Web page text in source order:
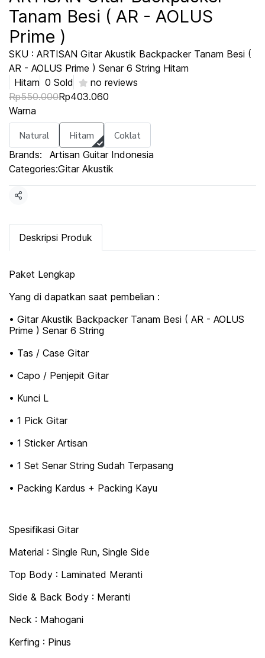
Tanam Besi ( AR - AOLUS
Prime )
SKU : ARTISAN Gitar Akustik Backpacker Tanam Besi (
AR - AOLUS Prime ) Senar 6 String Hitam
Hitam 0 Sold
no reviews
Rp550.000Rp403.060
Warna
Natural Hitam Coklat
Brands:
Artisan Guitar Indonesia
Categories:Gitar Akustik
Share
Deskripsi Produk
Paket Lengkap
Yang di dapatkan saat pembelian :
• Gitar Akustik Backpacker Tanam Besi ( AR - AOLUS
Prime ) Senar 6 String
• Tas / Case Gitar
• Capo / Penjepit Gitar
• Kunci L
• 1 Pick Gitar
• 1 Sticker Artisan
• 1 Set Senar String Sudah Terpasang
• Packing Kardus + Packing Kayu
Spesifikasi Gitar
Material : Single Run, Single Side
Top Body : Laminated Meranti
Side & Back Body : Meranti
Neck : Mahogani
Kerfing : Pinus